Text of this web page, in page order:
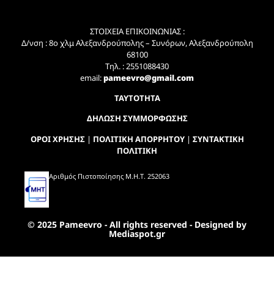
ΣΤΟΙΧΕΙΑ ΕΠΙΚΟΙΝΩΝΙΑΣ :
Δ/νση : 8ο χλμ Αλεξανδρούπολης – Συνόρων, Αλεξανδρούπολη
68100
Τηλ. : 2551088430
email:pameevro@gmail.com
ΤΑΥΤΟΤΗΤΑ
ΔΗΛΩΣΗ ΣΥΜΜΟΡΦΩΣΗΣ
ΟΡΟΙ ΧΡΗΣΗΣ| ΠΟΛΙΤΙΚΗ ΑΠΟΡΡΗΤΟΥ| ΣΥΝΤΑΚΤΙΚΗ
ΠΟΛΙΤΙΚΗ
Αριθμός Πιστοποίησης Μ.Η.Τ. 252063
© 2025 Pameevro - All rights reserved - Designed by
Mediaspot.gr